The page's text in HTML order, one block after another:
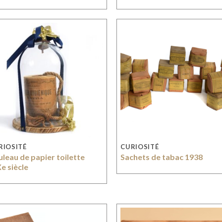
de papier toilette
siècle
CURIOSITÉ
Sachets de tabac 1938